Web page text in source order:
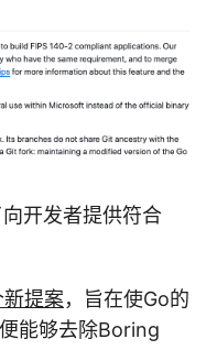
开发者提供符合
提案，旨在使Go的
能够去除Boring